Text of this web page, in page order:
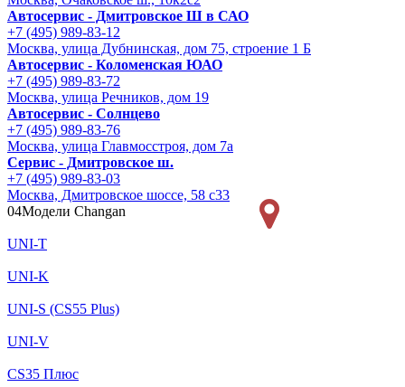
Автосервис - Дмитровское Ш в САО
+7 (495) 989-83-12
Москва, улица Дубнинская, дом 75, строение 1 Б
Автосервис - Коломенская ЮАО
+7 (495) 989-83-72
Москва, улица Речников, дом 19
Автосервис - Солнцево
+7 (495) 989-83-76
Москва, улица Главмосстроя, дом 7а
Сервис - Дмитровское ш.
+7 (495) 989-83-03
Москва, Дмитровское шоссе, 58 с33
04Модели Changan
UNI-T
UNI-K
UNI-S (CS55 Plus)
UNI-V
CS35 Плюс